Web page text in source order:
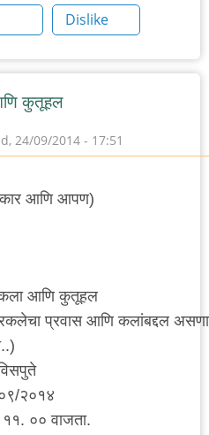
Dislike
कुतूहल
24/09/2014 - 17:51
आणि आपण)
आणि कुतूहल
प्रवास आणि कलांबद्दल
२०१४
०० वाजता.